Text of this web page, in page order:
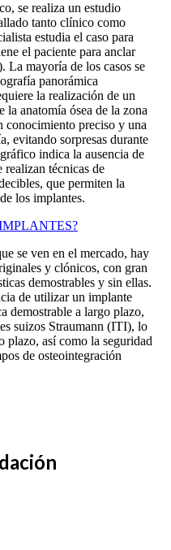
se realiza un estudio
tanto clínico como
estudia el caso para
el paciente para anclar
La mayoría de los casos se
panorámica
la realización de un
la anatomía ósea de la zona
conocimiento preciso y una
evitando sorpresas durante
indica la ausencia de
realizan técnicas de
que permiten la
los implantes.
se ven en el mercado, hay
y clónicos, con gran
demostrables y sin ellas.
de utilizar un implante
demostrable a largo plazo,
suizos Straumann (ITI), lo
plazo, así como la seguridad
de osteointegración